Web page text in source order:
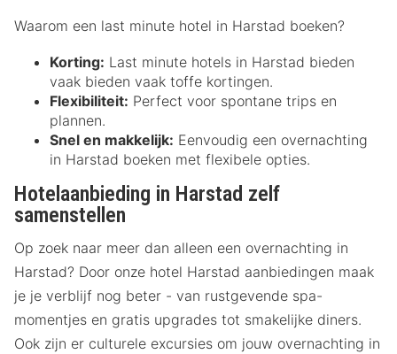
Waarom een last minute hotel in Harstad boeken?
Korting: Last minute hotels in Harstad bieden
vaak bieden vaak toffe kortingen.
Flexibiliteit: Perfect voor spontane trips en
plannen.
Snel en makkelijk: Eenvoudig een overnachting
in Harstad boeken met flexibele opties.
Hotelaanbieding in Harstad zelf
samenstellen
Op zoek naar meer dan alleen een overnachting in
Harstad? Door onze hotel Harstad aanbiedingen maak
je je verblijf nog beter - van rustgevende spa-
momentjes en gratis upgrades tot smakelijke diners.
Ook zijn er culturele excursies om jouw overnachting in